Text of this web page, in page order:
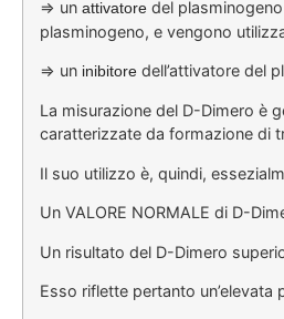
=> un attivatore del
plasminogeno, e vengono
=> un inibitore dell’attivatore del
La misurazione del D-Dimero è
caratterizzate da formazione di
Il suo utilizzo è, quindi,
Un VALORE NORMALE di D-
Un risultato del D-Dimero
Esso riflette pertanto